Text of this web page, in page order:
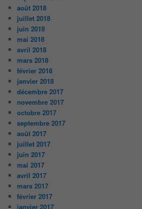
août 2018
juillet 2018
juin 2018
mai 2018
avril 2018
mars 2018
février 2018
janvier 2018
décembre 2017
novembre 2017
octobre 2017
septembre 2017
août 2017
juillet 2017
juin 2017
mai 2017
avril 2017
mars 2017
février 2017
janvier 2017